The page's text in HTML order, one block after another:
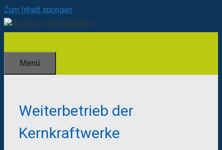
Zum Inhalt springen
Menü
Weiterbetrieb der
Kernkraftwerke